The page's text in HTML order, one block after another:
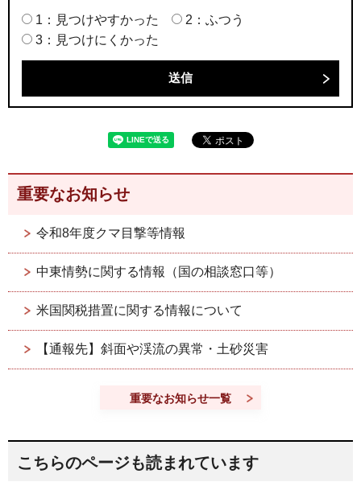
1：見つけやすかった
2：ふつう
3：見つけにくかった
重要なお知らせ
令和8年度クマ目撃等情報
中東情勢に関する情報（国の相談窓口等）
米国関税措置に関する情報について
【通報先】斜面や渓流の異常・土砂災害
重要なお知らせ一覧
こちらのページも読まれています